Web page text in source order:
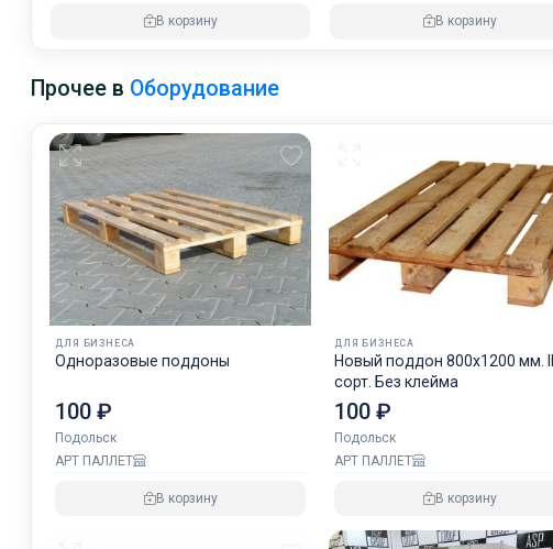
В корзину В корзину
Прочее в Оборудование
ДЛЯ БИЗНЕСА
Одноразовые поддоны
100 ₽
Подольск
АРТ ПАЛЛЕТ
В корзину
ДЛЯ БИЗНЕСА
Новый поддон 800х1200 мм. II
сорт. Без клейма
100 ₽
Подольск
АРТ ПАЛЛЕТ
В корзину